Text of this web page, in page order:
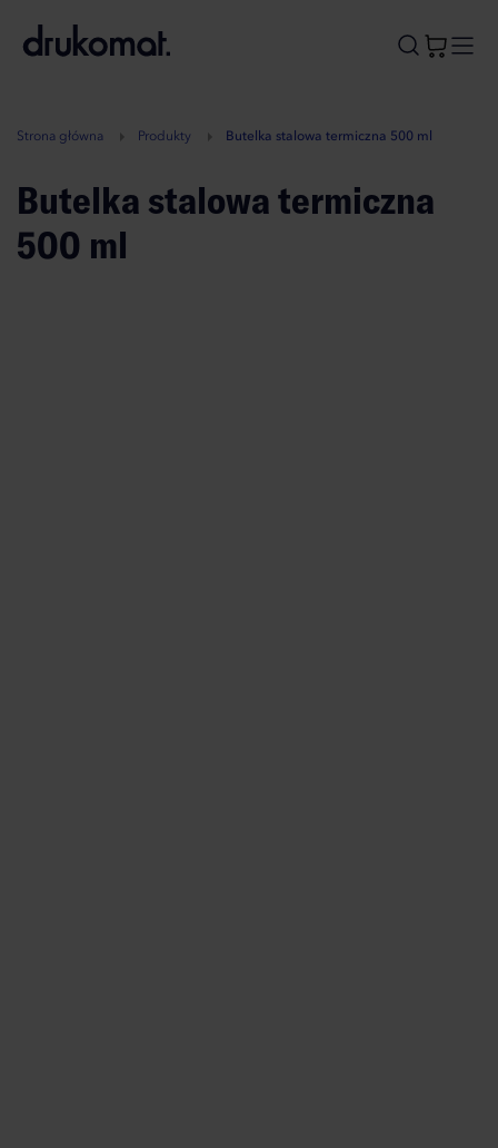
A
Strona główna Produkty Butelka stalowa termiczna 500 ml
Butelka stalowa termiczna
500 ml